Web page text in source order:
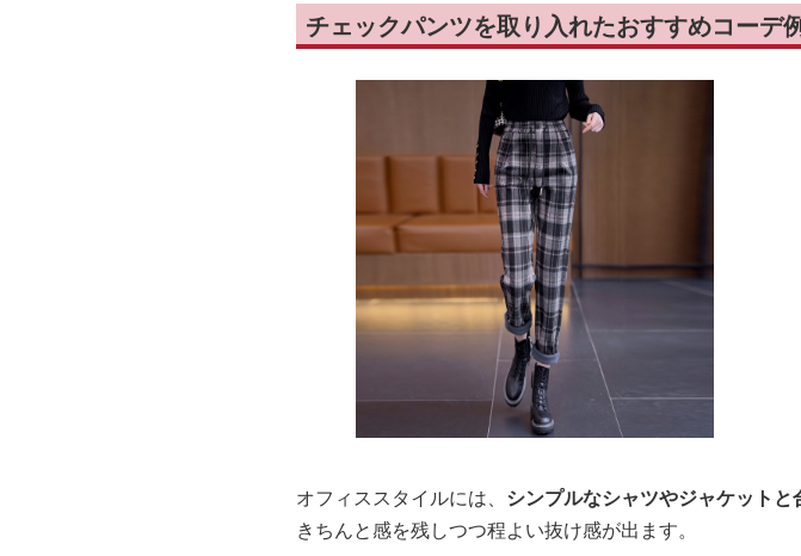
チェックパンツを取り入れたおすすめコーデ
オフィススタイルには、 シンプルなシャツやジャケットと
きちんと感を残しつつ程よい抜け感が出ます。